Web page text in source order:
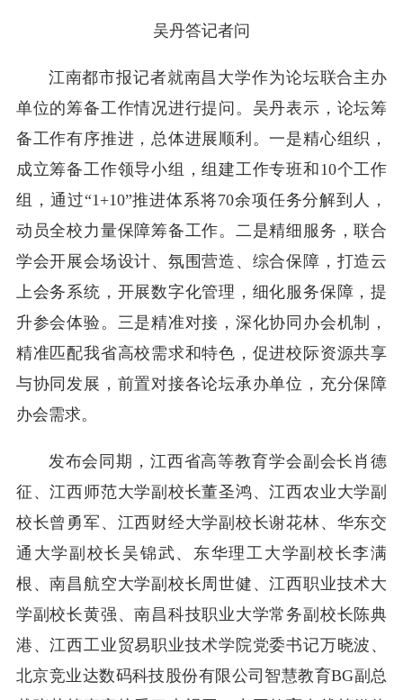
吴丹答记者问
江南都市报记者就南昌大学作为论坛联合主办
单位的筹备工作情况进行提问。吴丹表示，论坛筹
备工作有序推进，总体进展顺利。一是精心组织，
成立筹备工作领导小组，组建工作专班和10个工作
组，通过“1+10”推进体系将70余项任务分解到人，
动员全校力量保障筹备工作。二是精细服务，联合
学会开展会场设计、氛围营造、综合保障，打造云
上会务系统，开展数字化管理，细化服务保障，提
升参会体验。三是精准对接，深化协同办会机制，
精准匹配我省高校需求和特色，促进校际资源共享
与协同发展，前置对接各论坛承办单位，充分保障
办会需求。
发布会同期，江西省高等教育学会副会长肖德
征、江西师范大学副校长董圣鸿、江西农业大学副
校长曾勇军、江西财经大学副校长谢花林、华东交
通大学副校长吴锦武、东华理工大学副校长李满
根、南昌航空大学副校长周世健、江西职业技术大
学副校长黄强、南昌科技职业大学常务副校长陈典
港、江西工业贸易职业技术学院党委书记万晓波、
北京竞业达数码科技股份有限公司智慧教育BG副总